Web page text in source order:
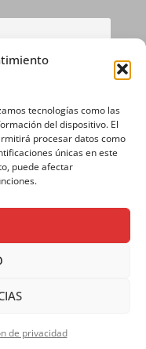
tecnologías como las
del dispositivo. El
procesar datos como
únicas en este
puede afectar
de privacidad
|